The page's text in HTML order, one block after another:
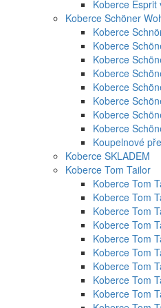
Koberce Esprit
Koberce Schöner
Koberce
Koberce
Koberce
Koberce
Koberce
Koberce
Koberce
Koberce
Koupelnové
Koberce SKLADEM
Koberce Tom Tailor
Koberce Tom
Koberce Tom
Koberce Tom
Koberce Tom
Koberce Tom
Koberce Tom
Koberce Tom
Koberce Tom
Koberce Tom